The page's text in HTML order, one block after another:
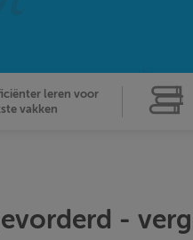
leren voor
vakken
-